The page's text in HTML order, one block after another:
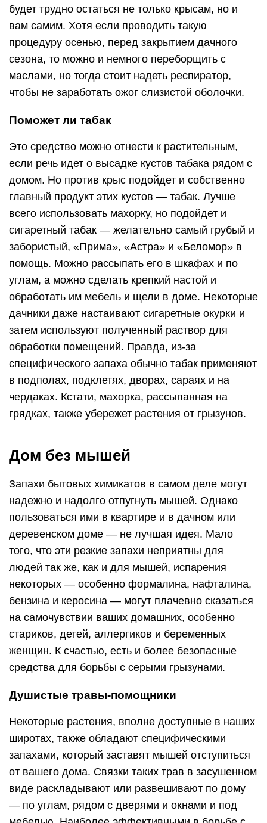
будет трудно остаться не только крысам, но и
вам самим. Хотя если проводить такую
процедуру осенью, перед закрытием дачного
сезона, то можно и немного переборщить с
маслами, но тогда стоит надеть респиратор,
чтобы не заработать ожог слизистой оболочки.
Поможет ли табак
Это средство можно отнести к растительным,
если речь идет о высадке кустов табака рядом с
домом. Но против крыс подойдет и собственно
главный продукт этих кустов — табак. Лучше
всего использовать махорку, но подойдет и
сигаретный табак — желательно самый грубый и
забористый, «Прима», «Астра» и «Беломор» в
помощь. Можно рассыпать его в шкафах и по
углам, а можно сделать крепкий настой и
обработать им мебель и щели в доме. Некоторые
дачники даже настаивают сигаретные окурки и
затем используют полученный раствор для
обработки помещений. Правда, из-за
специфического запаха обычно табак применяют
в подполах, подклетях, дворах, сараях и на
чердаках. Кстати, махорка, рассыпанная на
грядках, также убережет растения от грызунов.
Дом без мышей
Запахи бытовых химикатов в самом деле могут
надежно и надолго отпугнуть мышей. Однако
пользоваться ими в квартире и в дачном или
деревенском доме — не лучшая идея. Мало
того, что эти резкие запахи неприятны для
людей так же, как и для мышей, испарения
некоторых — особенно формалина, нафталина,
бензина и керосина — могут плачевно сказаться
на самочувствии ваших домашних, особенно
стариков, детей, аллергиков и беременных
женщин. К счастью, есть и более безопасные
средства для борьбы с серыми грызунами.
Душистые травы-помощники
Некоторые растения, вполне доступные в наших
широтах, также обладают специфическими
запахами, который заставят мышей отступиться
от вашего дома. Связки таких трав в засушенном
виде раскладывают или развешивают по дому
— по углам, рядом с дверями и окнами и под